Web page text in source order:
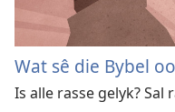
Wat sê die Bybel
Is alle rasse gelyk? Sal